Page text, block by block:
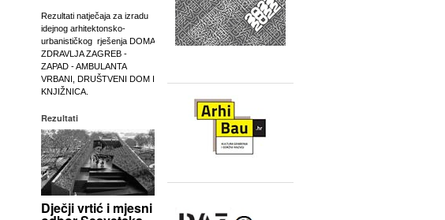
Rezultati natječaja za izradu
idejnog arhitektonsko-
urbanističkog rješenja DOMA
ZDRAVLJA ZAGREB -
ZAPAD - AMBULANTA
VRBANI, DRUŠTVENI DOM I
KNJIŽNICA.
Rezultati
Dječji vrtić i mjesni